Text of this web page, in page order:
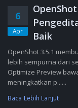
6
Apr
Baik
OpenShot 3.5.1
lebih sempurna dari
Optimize Preview
meningkatkan p......
Baca Lebih Lanjut